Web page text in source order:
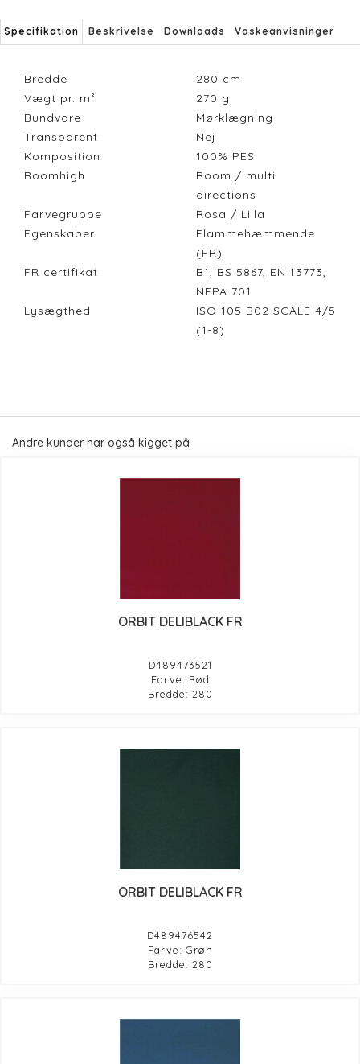
Specifikation Beskrivelse Downloads Vaskeanvisninger
Bredde 280 cm
Vægt pr. m²
270 g
Bundvare
Mørklægning
Transparent
Nej
Komposition
100% PES
Roomhigh
Room / multi
directions
Farvegruppe
Rosa / Lilla
Egenskaber
Flammehæmmende
(FR)
FR certifikat
B1, BS 5867, EN 13773,
NFPA 701
Lysægthed
ISO 105 B02 SCALE 4/5
(1-8)
Andre kunder har også kigget på
ORBIT DELIBLACK FR
D489473521
Farve: Rød
Bredde: 280
ORBIT DELIBLACK FR
D489476542
Farve: Grøn
Bredde: 280